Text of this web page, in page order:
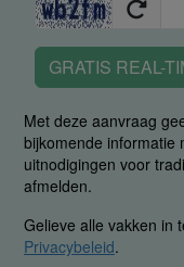
GRATIS REAL-
Met deze aanvraag
bijkomende informatie
uitnodigingen voor
afmelden.
Gelieve alle vakken in
Privacybeleid.